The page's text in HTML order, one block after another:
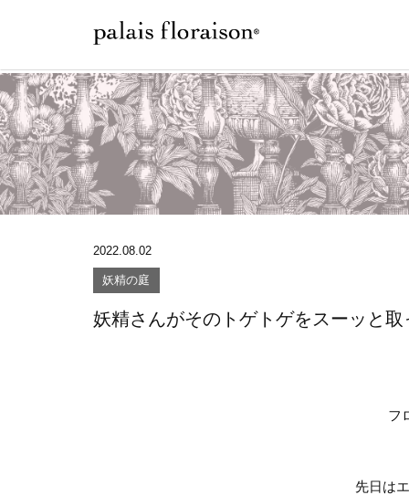
2022.08.02
妖精の庭
妖精さんがそのトゲトゲをスーッと
フ
先日は